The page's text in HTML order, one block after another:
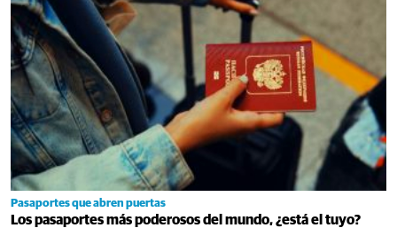
Pasaportes que abren puertas
Los pasaportes más poderosos del mundo, ¿está el tuyo?